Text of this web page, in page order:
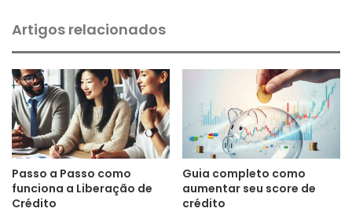
Artigos relacionados
Passo a Passo como
funciona a Liberação de
Crédito
Guia completo como
aumentar seu score de
crédito